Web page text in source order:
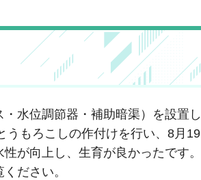
水位調節器・補助暗渠）を設置し
うもろこしの作付けを行い、8月19
が向上し、生育が良かったです。
ださい。